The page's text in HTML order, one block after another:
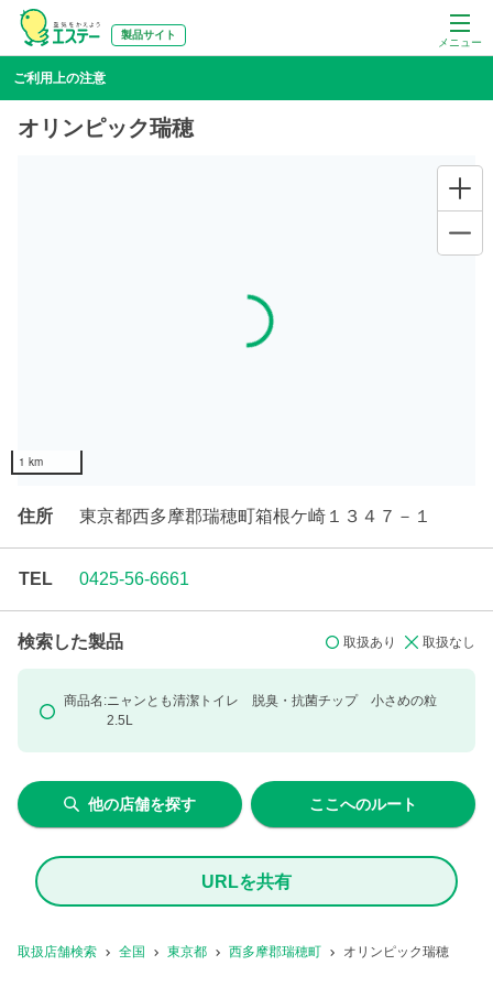
メニュー
製品サイト
取扱店舗検索 全国 東京都 西多摩郡瑞穂町 オリンピック瑞穂
ご利用上の注意
オリンピック瑞穂
住所 東京都西多摩郡瑞穂町箱根ケ崎１３４７－１
TEL 0425-56-6661
検索した製品 取扱あり 取扱なし
商品名:ニャンとも清潔トイレ 脱臭・抗菌チップ 小さめの粒
2.5L
他の店舗を探す ここへのルート
URLを共有
Loading...
1 km